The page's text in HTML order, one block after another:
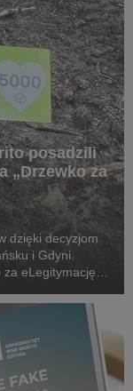
posadzili
„Drzewko za
dzięki decyzjom
i Gdyni.
eLegitymację”,